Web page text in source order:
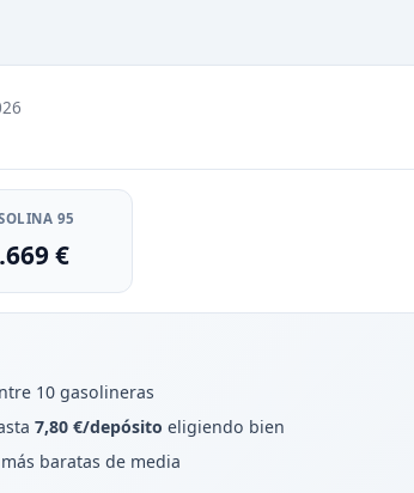
95
€
10 gasolineras
7,80 €/depósito eligiendo bien
baratas de media